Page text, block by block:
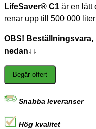
LifeSaver® C1 är en lätt
renar upp till 500 000
OBS!
nedan↓↓
Begär offert
Snabba leveranser
Hög kvalitet